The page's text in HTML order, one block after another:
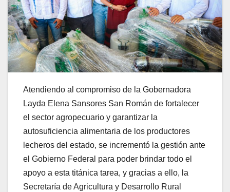
Atendiendo al compromiso de la Gobernadora
Layda Elena Sansores San Román de fortalecer
el sector agropecuario y garantizar la
autosuficiencia alimentaria de los productores
lecheros del estado, se incrementó la gestión ante
el Gobierno Federal para poder brindar todo el
apoyo a esta titánica tarea, y gracias a ello, la
Secretaría de Agricultura y Desarrollo Rural